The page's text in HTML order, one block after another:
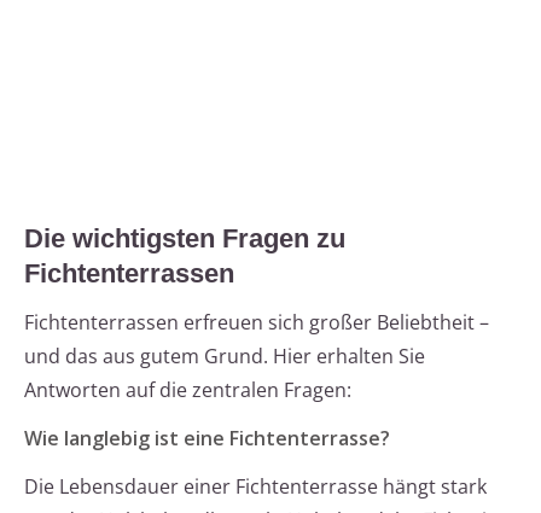
Die wichtigsten Fragen zu
Fichtenterrassen
Fichtenterrassen erfreuen sich großer Beliebtheit –
und das aus gutem Grund. Hier erhalten Sie
Antworten auf die zentralen Fragen:
Wie langlebig ist eine Fichtenterrasse?
Die Lebensdauer einer Fichtenterrasse hängt stark